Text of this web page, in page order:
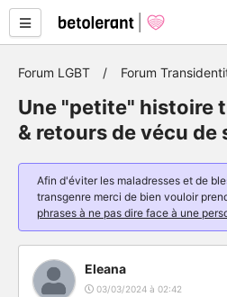
Forum LGBT Forum
Une "petite" histoire
& retours de vécu de
Afin d'éviter les maladresses et de
transgenre merci de bien vouloir
phrases à ne pas dire face à une
Eleana
03/03/2024 à 02:42